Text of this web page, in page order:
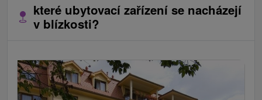
které ubytovací zařízení se nacházejí
v blízkosti?